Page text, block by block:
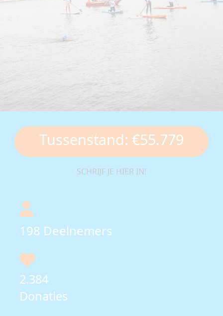
Tussenstand: €55.779
SCHRIJF JE HIER IN!
198 Deelnemers
2.384
Donaties